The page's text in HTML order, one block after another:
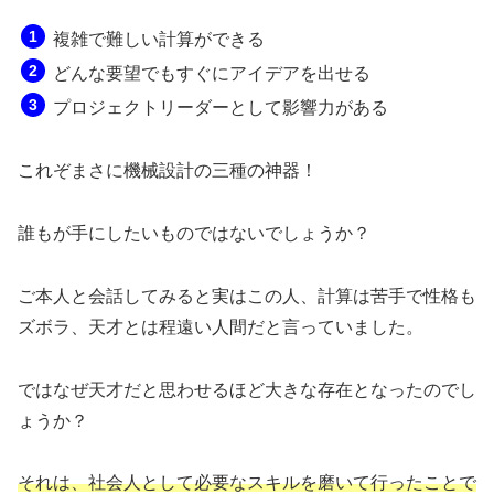
複雑で難しい計算ができる
どんな要望でもすぐにアイデアを出せる
プロジェクトリーダーとして影響力がある
これぞまさに機械設計の三種の神器！
誰もが手にしたいものではないでしょうか？
ご本人と会話してみると実はこの人、計算は苦手で性格も
ズボラ、天才とは程遠い人間だと言っていました。
ではなぜ天才だと思わせるほど大きな存在となったのでし
ょうか？
それは、社会人として必要なスキルを磨いて行ったことで